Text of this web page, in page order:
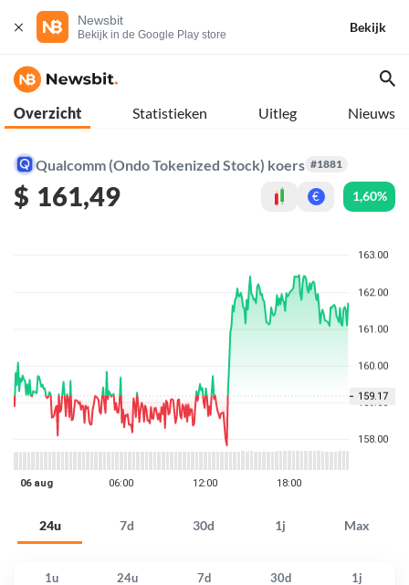
Newsbit
Bekijk in de Google Play store
Bekijk
Overzicht Statistieken Uitleg Nieuws
Qualcomm (Ondo Tokenized Stock) koers #1881
$ 161,49 € 1,60%
24u 7d 30d 1j Max
1u 24u 7d 30d
1j